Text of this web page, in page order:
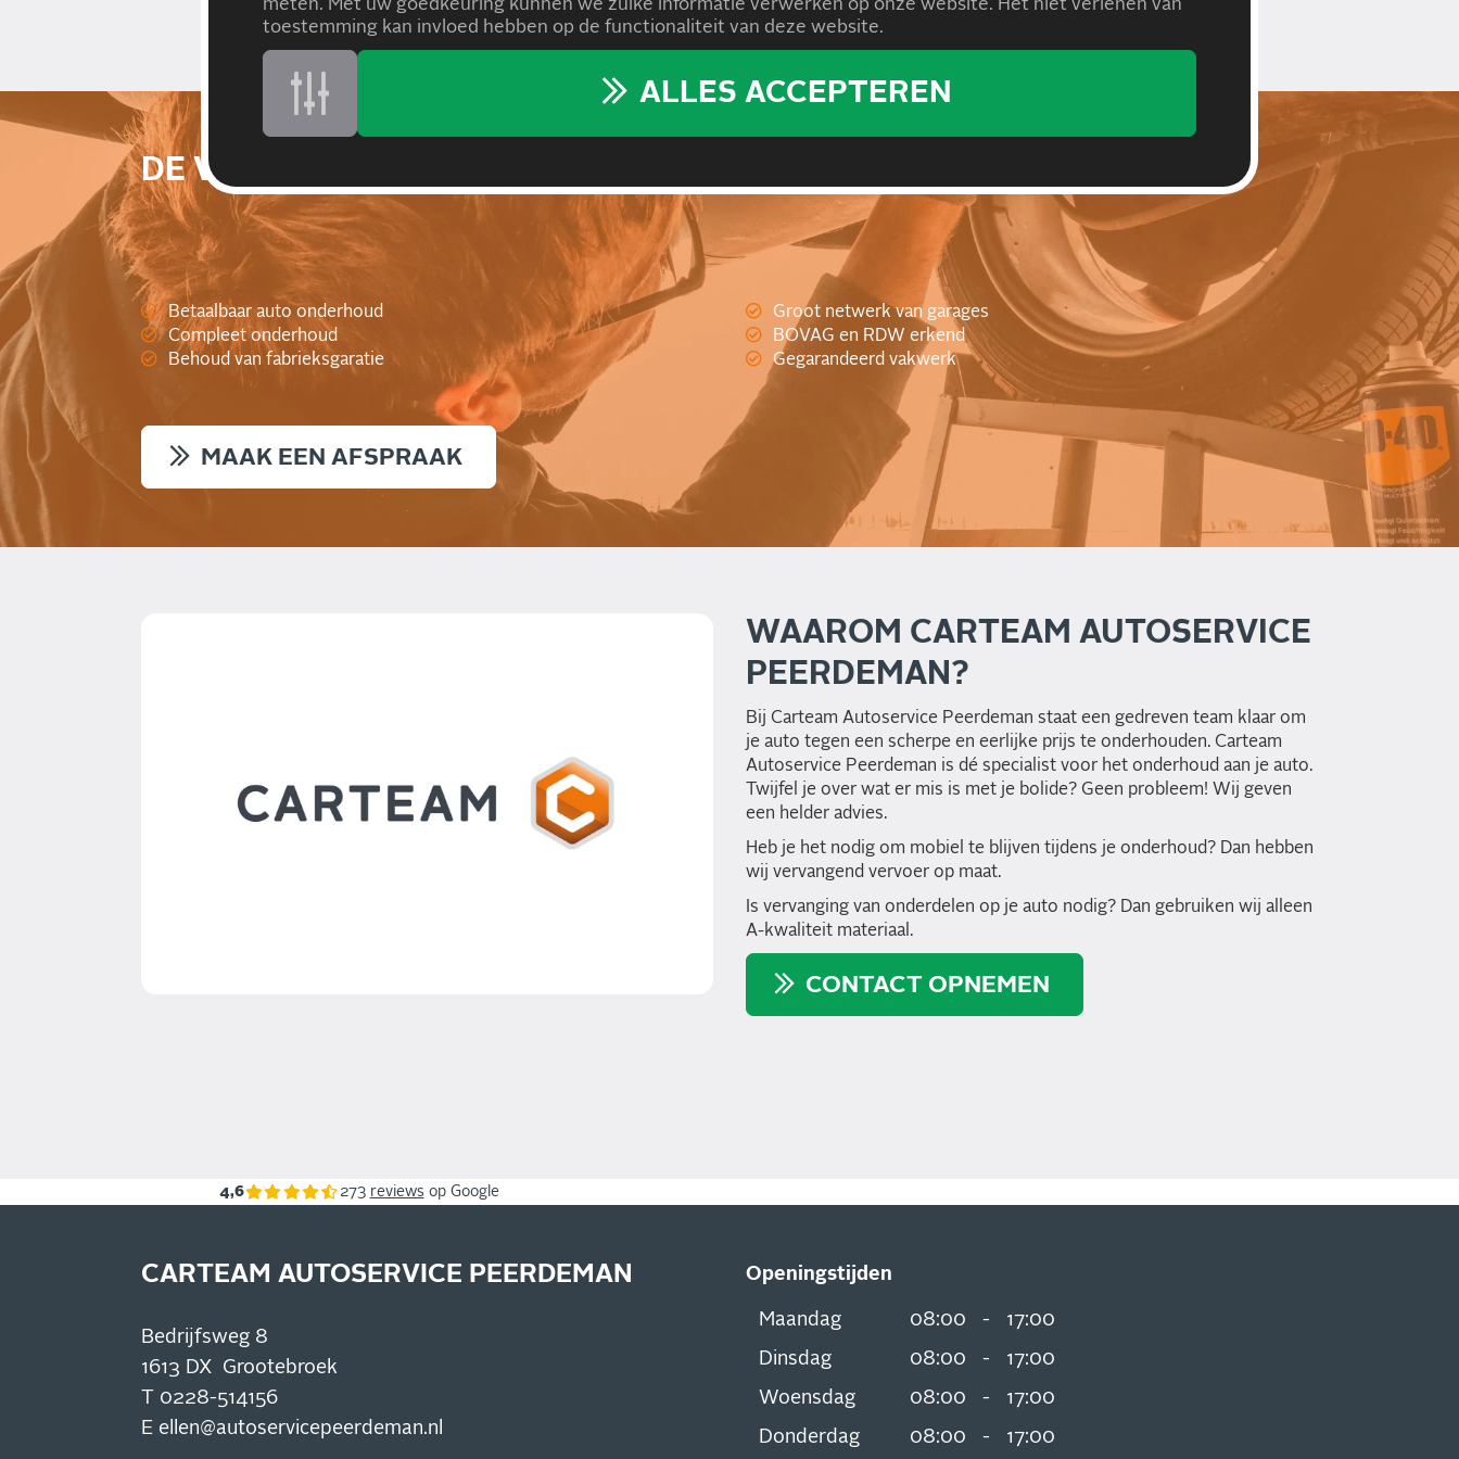
DE VOORDELEN VAN CARTEAM
Betaalbaar auto onderhoud
Groot netwerk van garages
Compleet onderhoud
BOVAG en RDW erkend
Behoud van fabrieksgaratie
Gegarandeerd vakwerk
MAAK EEN AFSPRAAK
WAAROM CARTEAM AUTOSERVICE
PEERDEMAN?
Bij Carteam Autoservice Peerdeman staat een gedreven team klaar om
je auto tegen een scherpe en eerlijke prijs te onderhouden. Carteam
Autoservice Peerdeman is dé specialist voor het onderhoud aan je auto.
Twijfel je over wat er mis is met je bolide? Geen probleem! Wij geven
een helder advies.
Heb je het nodig om mobiel te blijven tijdens je onderhoud? Dan hebben
wij vervangend vervoer op maat.
Is vervanging van onderdelen op je auto nodig? Dan gebruiken wij alleen
A-kwaliteit materiaal.
CONTACT OPNEMEN
4,6 273 reviews op Google
CARTEAM AUTOSERVICE PEERDEMAN
Bedrijfsweg 8
1613 DX Grootebroek
T 0228-514156
E ellen@autoservicepeerdeman.nl
Openingstijden
Maandag 08:00 -
17:00
Dinsdag
08:00 -
17:00
Woensdag
08:00 -
17:00
Donderdag
08:00 - 17:00
meten. Met uw goedkeuring kunnen we zulke informatie verwerken op onze website. Het niet verlenen van
toestemming kan invloed hebben op de functionaliteit van deze website.
ALLES ACCEPTEREN